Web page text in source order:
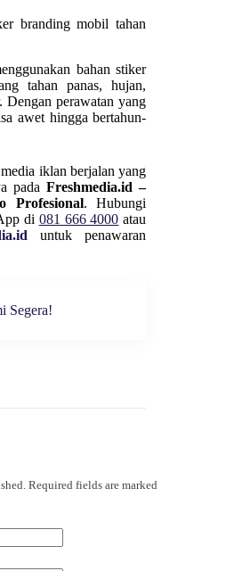
branding mobil tahan
bahan stiker
tahan panas, hujan,
Dengan perawatan yang
awet hingga bertahun-
iklan berjalan yang
padaFreshmedia.id –
Profesional. Hubungi
di 081 666 4000 atau
untuk penawaran
Segera!
Required fields are marked